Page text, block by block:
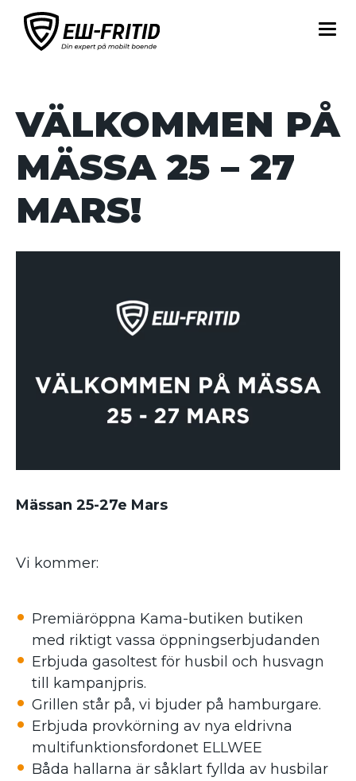
VÄLKOMMEN PÅ
MÄSSA 25 – 27
MARS!
Mässan 25-27e Mars
Vi kommer:
Premiäröppna Kama-butiken butiken
med riktigt vassa öppningserbjudanden
Erbjuda gasoltest för husbil och husvagn
till kampanjpris.
Grillen står på, vi bjuder på hamburgare.
Erbjuda provkörning av nya eldrivna
multifunktionsfordonet ELLWEE
Båda hallarna är såklart fyllda av husbilar